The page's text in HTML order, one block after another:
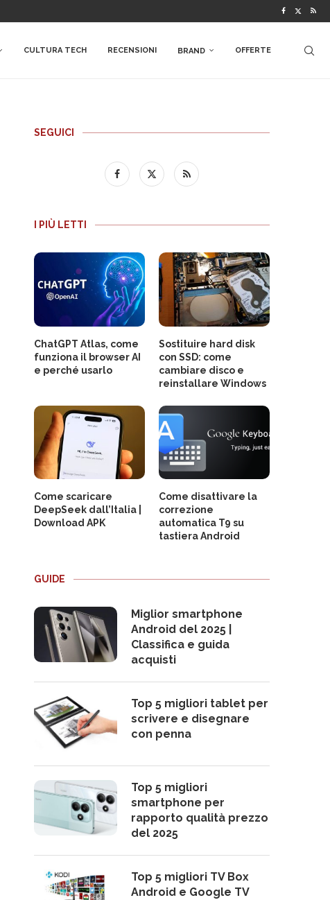
CULTURA TECH RECENSIONI BRAND OFFERTE
SEGUICI
I PIÙ LETTI
ChatGPT Atlas, come
funziona il browser AI
e perché usarlo
Sostituire hard disk
con SSD: come
cambiare disco e
reinstallare Windows
Come scaricare
DeepSeek dall’Italia |
Download APK
Come disattivare la
correzione
automatica T9 su
tastiera Android
GUIDE
Miglior smartphone
Android del 2025 |
Classifica e guida
acquisti
Top 5 migliori tablet per
scrivere e disegnare
con penna
Top 5 migliori
smartphone per
rapporto qualità prezzo
del 2025
Top 5 migliori TV Box
Android e Google TV